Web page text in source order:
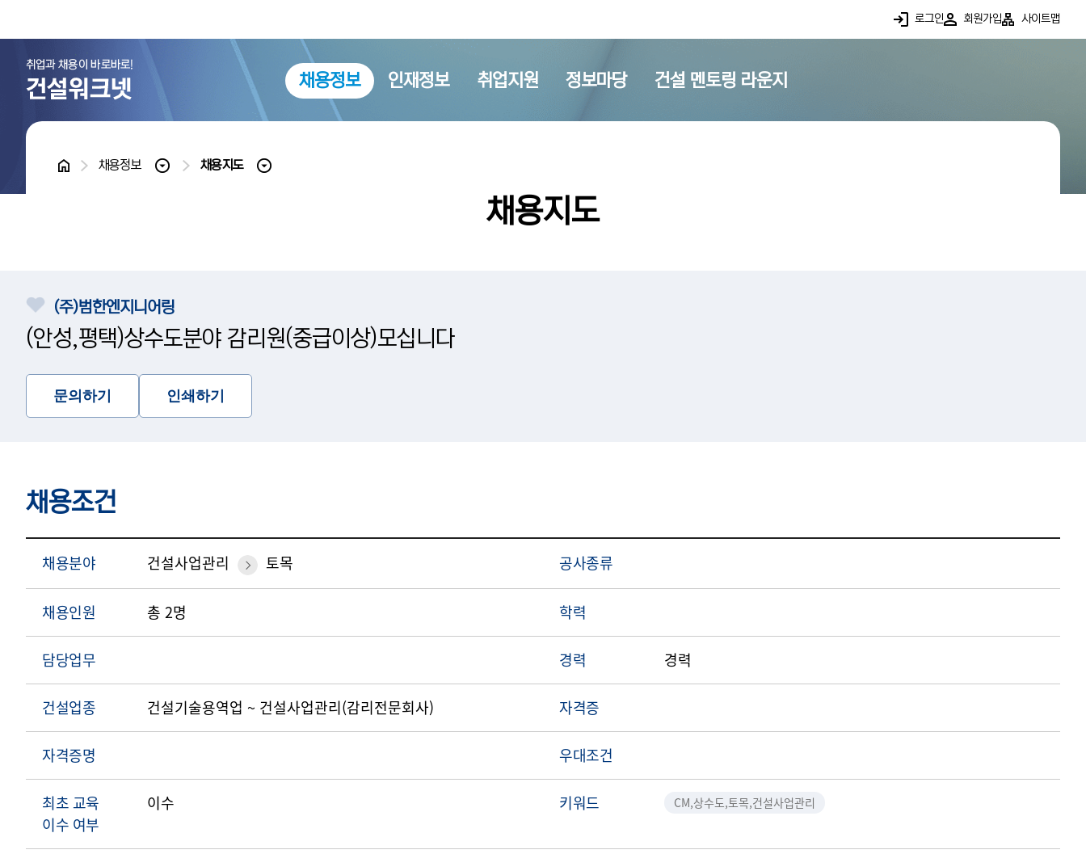
로그인 회원가입 사이트맵
채용정보 인재정보 취업지원 정보마당 건설 멘토링 라운지
홈 채용정보 채용지도
채용지도
(주)범한엔지니어링
(안성,평택)상수도분야 감리원(중급이상)모십니다
문의하기 인쇄하기
채용조건
채용분야 건설사업관리 토목 공사종류
채용인원 총 2명 학력
담당업무 경력 경력
건설업종 건설기술용역업 ~ 건설사업관리(감리전문회사) 자격증
자격증명 우대조건
최초 교육
이수 여부
이수 키워드 CM,상수도,토목,건설사업관리